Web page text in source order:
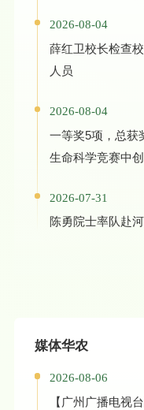
2026-08-04
薛红卫校长检查
人员
2026-08-04
一等奖5项，总获
生命科学竞赛中
2026-07-31
陈勇院士率队赴
媒体华农
2026-08-06
【广州广播电视